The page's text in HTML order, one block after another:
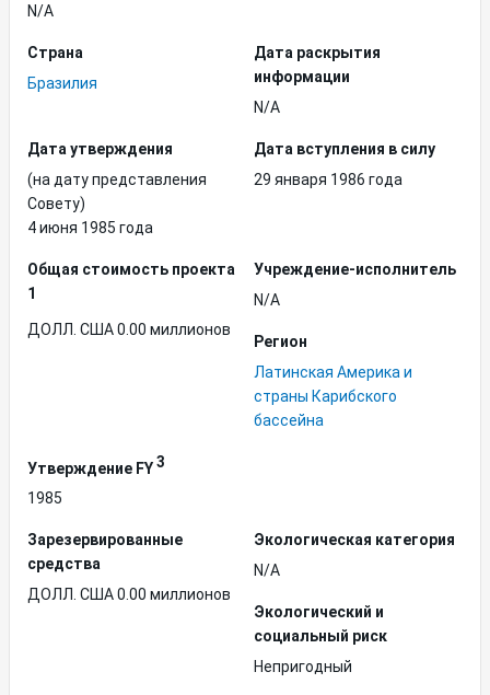
N/A
Страна
Бразилия
Дата раскрытия
информации
N/A
Дата утверждения
(на дату представления
Совету)
4 июня 1985 года
Дата вступления в силу
29 января 1986 года
Общая стоимость проекта
1
ДОЛЛ. США 0.00 миллионов
Учреждение-исполнитель
N/A
Регион
Латинская Америка и
страны Карибского
бассейна
Утверждение FY3
1985
Зарезервированные
средства
ДОЛЛ. США 0.00 миллионов
Экологическая категория
N/A
Экологический и
социальный риск
Непригодный